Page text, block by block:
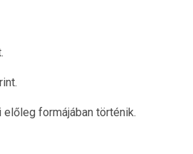
formájában történik.